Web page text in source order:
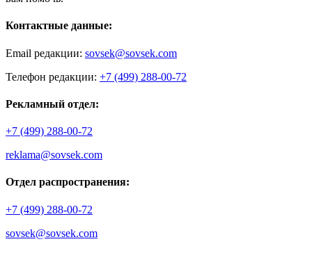
Контактные данные:
Email редакции: sovsek@sovsek.com
Телефон редакции: +7 (499) 288-00-72
Рекламный отдел:
+7 (499) 288-00-72
reklama@sovsek.com
Отдел распространения:
+7 (499) 288-00-72
sovsek@sovsek.com